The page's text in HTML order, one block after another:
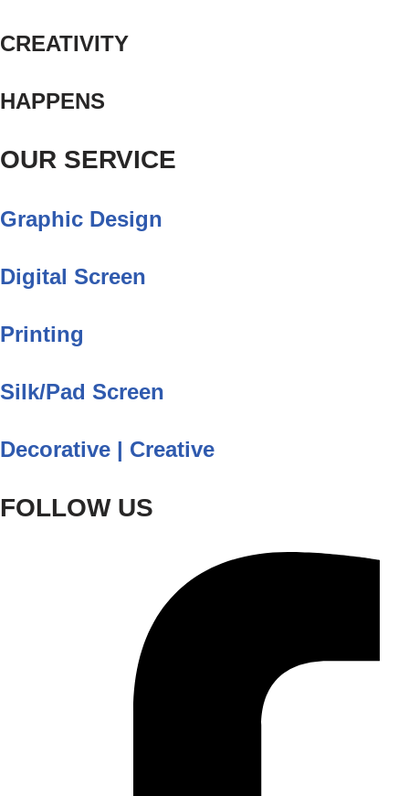
CREATIVITY
HAPPENS
OUR SERVICE
Graphic Design
Digital Screen
Printing
Silk/Pad Screen
Decorative | Creative
FOLLOW US